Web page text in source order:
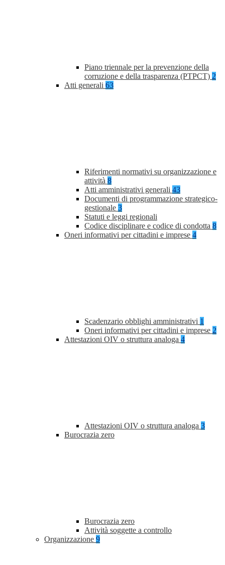
Piano triennale per la prevenzione della
corruzione e della trasparenza (PTPCT) 2
Atti generali 63
Riferimenti normativi su organizzazione e
attività 8
Atti amministrativi generali 43
Documenti di programmazione strategico-
gestionale 3
Statuti e leggi regionali
Codice disciplinare e codice di condotta 8
Oneri informativi per cittadini e imprese 4
Scadenzario obblighi amministrativi 1
Oneri informativi per cittadini e imprese 2
Attestazioni OIV o struttura analoga 4
Attestazioni OIV o struttura analoga 3
Burocrazia zero
Burocrazia zero
Attività soggette a controllo
Organizzazione 9